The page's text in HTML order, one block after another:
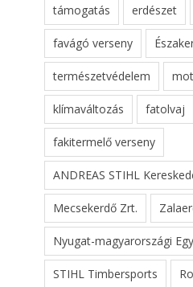
támogatás erdészet
favágó verseny
természetvédelem
klímaváltozás fatolvaj
fakitermelő verseny
ANDREAS STIHL
Mecsekerdő Zrt.
Nyugat-magyarországi
STIHL Timbersports